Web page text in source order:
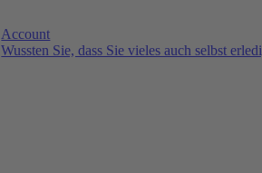
Account
Wussten Sie, dass Sie vieles auch selbst